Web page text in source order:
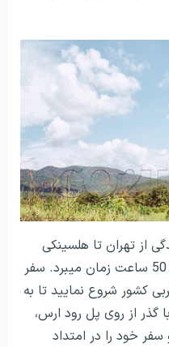
از تهران تا هلسینکی
بدون توقف و بدون ترافیک حدود 50 ساعت زمان می­برد. سفر
کشور شروع نمایید تا به
گذر از روی پل رود ارس،
خود را در امتداد